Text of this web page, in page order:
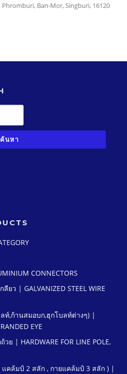
Ban-Mor, Singburi, 16120
CONNECTORS
ยว | GALVANIZED STEEL WIRE
ท์,ก้านสมอบก,ฮุกโบลท์ต่างๆ) |
EYE
ย | HARDWARE FOR LINE POLE,
คล้มป์ 2 สลัก , กายแคล้มป์ 3 สลัก ) |